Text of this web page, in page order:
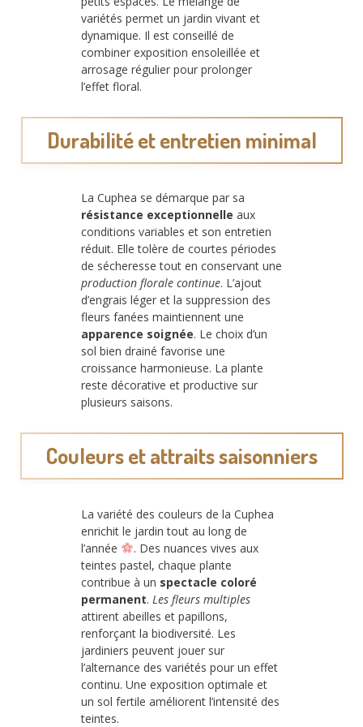
variétés permet un jardin vivant et
dynamique. Il est conseillé de
combiner exposition ensoleillée et
arrosage régulier pour prolonger
l’effet floral.
Durabilité et entretien minimal
La Cuphea se démarque par sa
résistance exceptionnelle aux
conditions variables et son entretien
réduit. Elle tolère de courtes périodes
de sécheresse tout en conservant une
production florale continue. L’ajout
d’engrais léger et la suppression des
fleurs fanées maintiennent une
apparence soignée. Le choix d’un
sol bien drainé favorise une
croissance harmonieuse. La plante
reste décorative et productive sur
plusieurs saisons.
Couleurs et attraits saisonniers
La variété des couleurs de la Cuphea
enrichit le jardin tout au long de
l’année
. Des nuances vives aux
teintes pastel, chaque plante
contribue à un spectacle coloré
permanent. Les fleurs multiples
attirent abeilles et papillons,
renforçant la biodiversité. Les
jardiniers peuvent jouer sur
l’alternance des variétés pour un effet
continu. Une exposition optimale et
un sol fertile améliorent l’intensité des
teintes.